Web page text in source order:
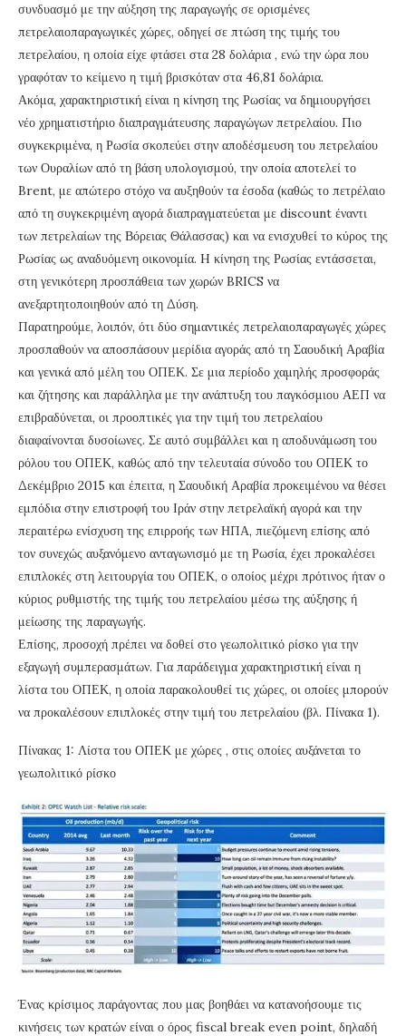
συνδυασμό με την αύξηση της παραγωγής σε ορισμένες
πετρελαιοπαραγωγικές χώρες, οδηγεί σε πτώση της τιμής του
πετρελαίου, η οποία είχε φτάσει στα 28 δολάρια , ενώ την ώρα που
γραφόταν το κείμενο η τιμή βρισκόταν στα 46,81 δολάρια.
Ακόμα, χαρακτηριστική είναι η κίνηση της Ρωσίας να δημιουργήσει
νέο χρηματιστήριο διαπραγμάτευσης παραγώγων πετρελαίου. Πιο
συγκεκριμένα, η Ρωσία σκοπεύει στην αποδέσμευση του πετρελαίου
των Ουραλίων από τη βάση υπολογισμού, την οποία αποτελεί το
Brent, με απώτερο στόχο να αυξηθούν τα έσοδα (καθώς το πετρέλαιο
από τη συγκεκριμένη αγορά διαπραγματεύεται με discount έναντι
των πετρελαίων της Βόρειας Θάλασσας) και να ενισχυθεί το κύρος της
Ρωσίας ως αναδυόμενη οικονομία. H κίνηση της Ρωσίας εντάσσεται,
στη γενικότερη προσπάθεια των χωρών BRICS να
ανεξαρτητοποιηθούν από τη Δύση.
Παρατηρούμε, λοιπόν, ότι δύο σημαντικές πετρελαιοπαραγωγές χώρες
προσπαθούν να αποσπάσουν μερίδια αγοράς από τη Σαουδική Αραβία
και γενικά από μέλη του ΟΠΕΚ. Σε μια περίοδο χαμηλής προσφοράς
και ζήτησης και παράλληλα με την ανάπτυξη του παγκόσμιου ΑΕΠ να
επιβραδύνεται, οι προοπτικές για την τιμή του πετρελαίου
διαφαίνονται δυσοίωνες. Σε αυτό συμβάλλει και η αποδυνάμωση του
ρόλου του ΟΠΕΚ, καθώς από την τελευταία σύνοδο του ΟΠΕΚ το
Δεκέμβριο 2015 και έπειτα, η Σαουδική Αραβία προκειμένου να θέσει
εμπόδια στην επιστροφή του Ιράν στην πετρελαϊκή αγορά και την
περαιτέρω ενίσχυση της επιρροής των ΗΠΑ, πιεζόμενη επίσης από
τον συνεχώς αυξανόμενο ανταγωνισμό με τη Ρωσία, έχει προκαλέσει
επιπλοκές στη λειτουργία του ΟΠΕΚ, ο οποίος μέχρι πρότινος ήταν ο
κύριος ρυθμιστής της τιμής του πετρελαίου μέσω της αύξησης ή
μείωσης της παραγωγής.
Επίσης, προσοχή πρέπει να δοθεί στο γεωπολιτικό ρίσκο για την
εξαγωγή συμπερασμάτων. Για παράδειγμα χαρακτηριστική είναι η
λίστα του ΟΠΕΚ, η οποία παρακολουθεί τις χώρες, οι οποίες μπορούν
να προκαλέσουν επιπλοκές στην τιμή του πετρελαίου (βλ. Πίνακα 1).
Πίνακας 1: Λίστα του ΟΠΕΚ με χώρες , στις οποίες αυξάνεται το
γεωπολιτικό ρίσκο
Ένας κρίσιμος παράγοντας που μας βοηθάει να κατανοήσουμε τις
κινήσεις των κρατών είναι ο όρος fiscal break even point, δηλαδή